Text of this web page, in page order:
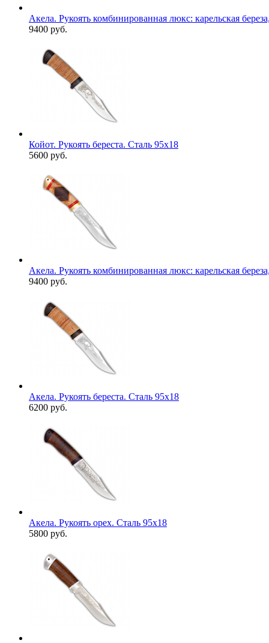
Акела. Рукоять комбинированная люкс: карельская
9400 руб.
Койот. Рукоять береста. Сталь 95х18
5600 руб.
Акела. Рукоять комбинированная люкс: карельская
9400 руб.
Акела. Рукоять береста. Сталь 95х18
6200 руб.
Акела. Рукоять орех. Сталь 95х18
5800 руб.